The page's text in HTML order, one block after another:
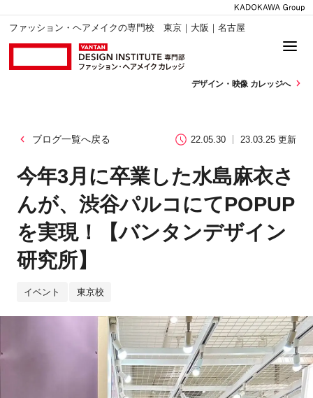
ファッション・ヘアメイクの専門校 東京｜大阪｜名古屋
デザイン・ 映像 カレッジへ
ブログ一覧へ戻る 22.05.30 23.03.25 更新
今年3月に卒業した水島麻衣さ
んが、渋谷パルコにてPOPUP
を実現！【バンタンデザイン
研究所】
イベント 東京校